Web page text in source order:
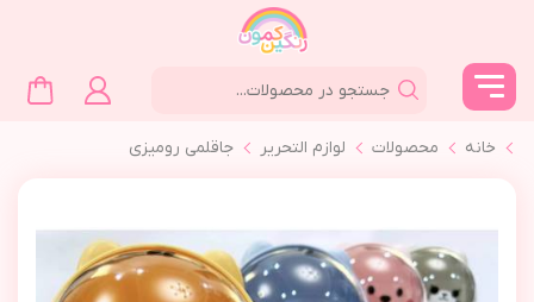
خانه محصولات لوازم التحرير جاقلمي روميزي